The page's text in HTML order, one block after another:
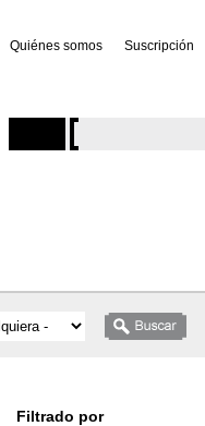
Quiénes somos Suscripción
Filtrado por